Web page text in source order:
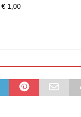
€ 1,00